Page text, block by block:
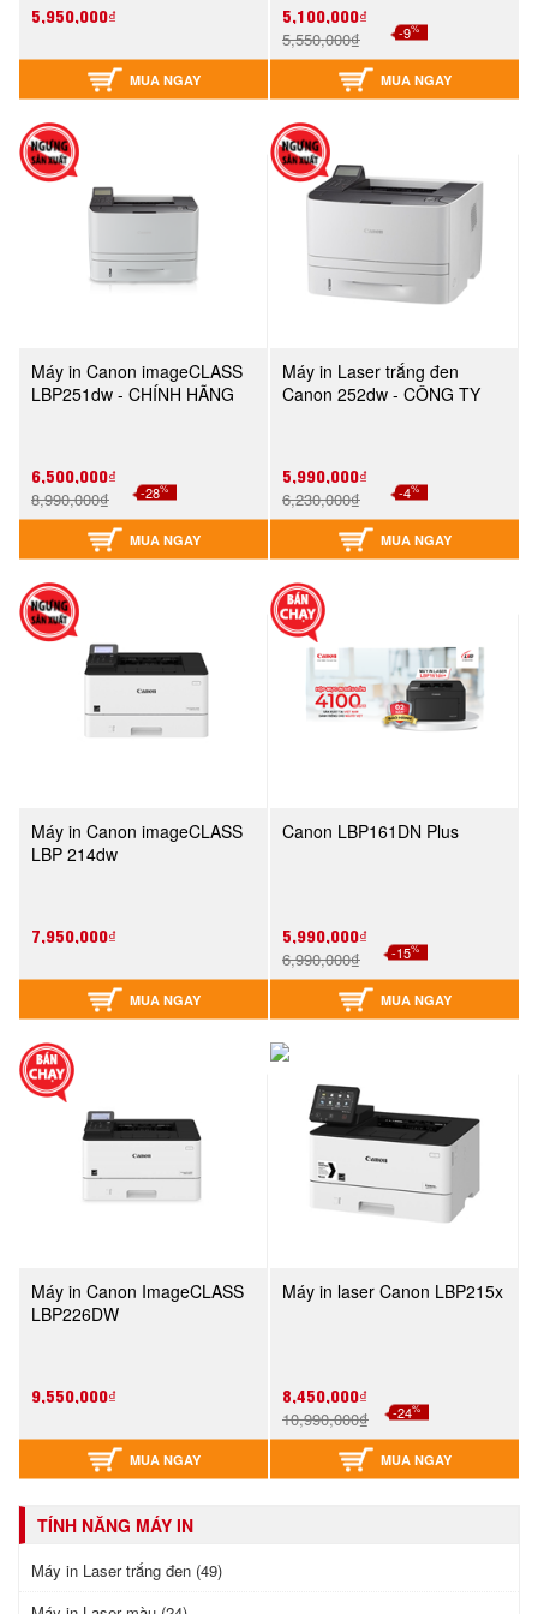
5,950,000₫
MUA NGAY
5,100,000₫
5,550,000₫ -9%
MUA NGAY
Máy in Canon imageCLASS
LBP251dw - CHÍNH HÃNG
6,500,000₫
8,990,000₫ -28%
MUA NGAY
Máy in Laser trắng đen
Canon 252dw - CÔNG TY
5,990,000₫
6,230,000₫ -4%
MUA NGAY
Máy in Canon imageCLASS
LBP 214dw
7,950,000₫
MUA NGAY
Canon LBP161DN Plus
5,990,000₫
6,990,000₫ -15%
MUA NGAY
Máy in Canon ImageCLASS
LBP226DW
9,550,000₫
MUA NGAY
Máy in laser Canon LBP215x
8,450,000₫
10,990,000₫ -24%
MUA NGAY
TÍNH NĂNG MÁY IN
Máy in Laser trắng đen (49)